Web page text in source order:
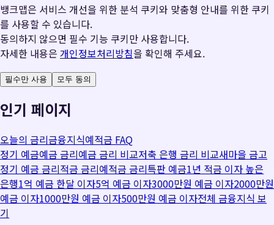
뱅크맵은 서비스 개선을 위한 분석 쿠키와 맞춤형 안내를 위한 쿠키
를 사용할 수 있습니다.
동의하지 않으면 필수 기능 쿠키만 사용합니다.
자세한 내용은 개인정보처리방침을 확인해 주세요.
필수만 사용 모두 동의
인기 페이지
오늘의 금리금융지식예적금 FAQ
정기 예금예금 금리예금 금리 비교저축 은행 금리 비교새마을 금고
정기 예금 금리적금 금리예적금 금리특판 예금1년 적금 이자 높은
은행1억 예금 한달 이자5억 예금 이자3000만원 예금 이자2000만원
예금 이자1000만원 예금 이자500만원 예금 이자전체 금융지식 보
기